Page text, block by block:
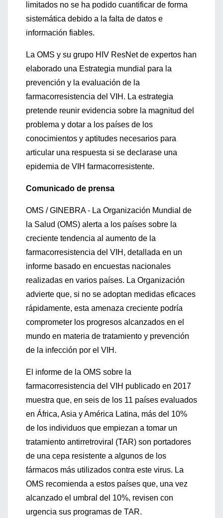
limitados no se ha podido cuantificar de forma
sistemática debido a la falta de datos e
información fiables.
La OMS y su grupo HIV ResNet de expertos han
elaborado una Estrategia mundial para la
prevención y la evaluación de la
farmacorresistencia del VIH. La estrategia
pretende reunir evidencia sobre la magnitud del
problema y dotar a los países de los
conocimientos y aptitudes necesarios para
articular una respuesta si se declarase una
epidemia de VIH farmacorresistente.
Comunicado de prensa
OMS / GINEBRA - La Organización Mundial de
la Salud (OMS) alerta a los países sobre la
creciente tendencia al aumento de la
farmacorresistencia del VIH, detallada en un
informe basado en encuestas nacionales
realizadas en varios países. La Organización
advierte que, si no se adoptan medidas eficaces
rápidamente, esta amenaza creciente podría
comprometer los progresos alcanzados en el
mundo en materia de tratamiento y prevención
de la infección por el VIH.
El informe de la OMS sobre la
farmacorresistencia del VIH publicado en 2017
muestra que, en seis de los 11 países evaluados
en África, Asia y América Latina, más del 10%
de los individuos que empiezan a tomar un
tratamiento antirretroviral (TAR) son portadores
de una cepa resistente a algunos de los
fármacos más utilizados contra este virus. La
OMS recomienda a estos países que, una vez
alcanzado el umbral del 10%, revisen con
urgencia sus programas de TAR.